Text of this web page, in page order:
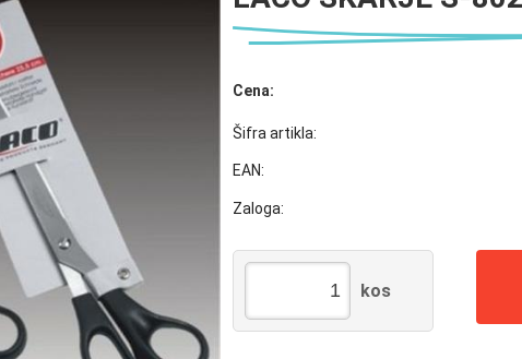
Cena:
Šifra artikla:
EAN:
Zaloga:
kos